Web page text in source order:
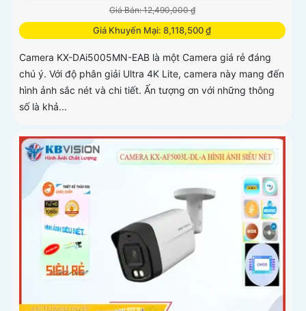
Giá Bán: 12,490,000 ₫
Giá Khuyến Mại: 8,118,500 ₫
Camera KX-DAi5005MN-EAB là một Camera giá rẻ đáng
chú ý. Với độ phân giải Ultra 4K Lite, camera này mang đến
hình ảnh sắc nét và chi tiết. Ấn tượng ơn với những thông
số là khả...